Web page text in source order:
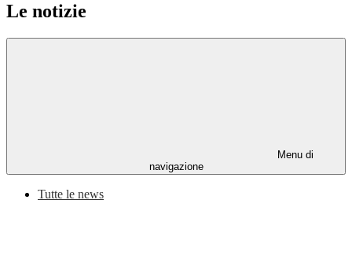
Le notizie
Menu di
navigazione
Tutte le news